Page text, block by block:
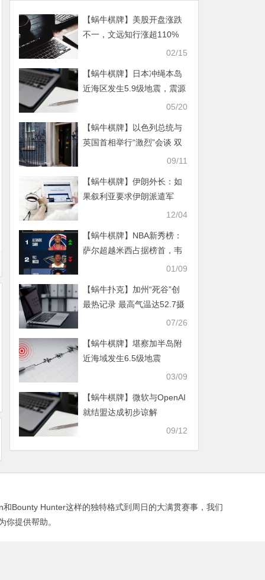
【蜗牛棋牌】美股开盘涨跌
不一，文远知行涨超110%
02/15
【蜗牛棋牌】日本冲绳本岛
近海区发生5.9级地震，震源
05/20
【蜗牛棋牌】以色列总统与
英国首相举行“激烈”会谈 双
09/11
【蜗牛棋牌】伊朗外长：如
果叙利亚要求伊朗派遣军
12/04
【蜗牛棋牌】NBA新秀榜：
萨尔超越米西占据榜首，韦
01/09
【蜗牛扑克】加州“死谷”创
最热记录 最高气温达52.7摄
07/26
【蜗牛棋牌】堪察加半岛附
近海域发生6.5级地震
03/09
【蜗牛棋牌】微软与OpenAI
就结盟达成初步谅解
09/12
Bounty Hunter这样的独特格式到周日的大满贯赛事，我们
提供帮助。